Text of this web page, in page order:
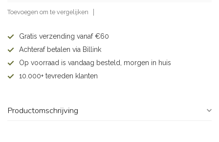
Toevoegen om te vergelijken
Gratis verzending vanaf €60
Achteraf betalen via Billink
Op voorraad is vandaag besteld, morgen in huis
10.000+ tevreden klanten
Productomschrijving